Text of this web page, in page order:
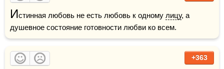
Истинная любовь не есть любовь к одному лицу, а
душевное состояние готовности любви ко всем.
+363